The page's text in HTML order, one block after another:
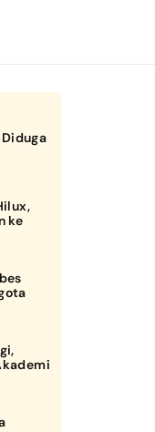
Diduga
ke